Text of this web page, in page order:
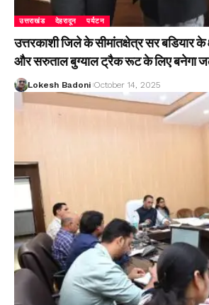
उत्तराखंड देहरादून पर्यटन
उत्तरकाशी जिले के सीमांतक्षेत्र सर बडियार के
और सरुताल बुग्याल ट्रैक रूट के लिए बनेगा
Lokesh Badoni October 14, 2025